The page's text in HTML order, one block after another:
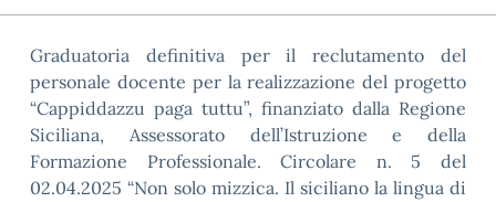
Graduatoria definitiva per il reclutamento del
personale docente per la realizzazione del progetto
“Cappiddazzu paga tuttu”, finanziato dalla Regione
Siciliana, Assessorato dell’Istruzione e della
Formazione Professionale. Circolare n. 5 del
02.04.2025 “Non solo mizzica. Il siciliano la lingua di